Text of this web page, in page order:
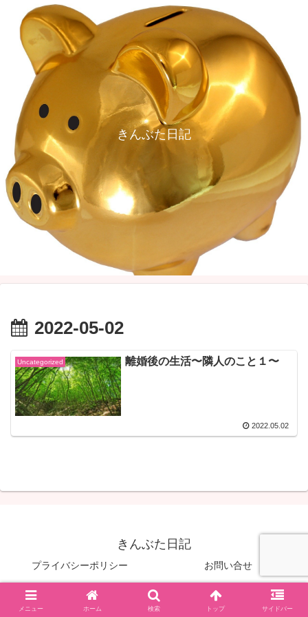
きんぶた日記
2022-05-02
Uncategorized 離婚後の生活〜隣人のこと１〜
2022.05.02
きんぶた日記
プライバシーポリシー お問い合せ
© 2022 きんぶた日記.
メニュー ホーム 検索 トップ サイドバー